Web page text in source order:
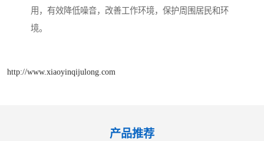
用，有效降低噪音，改善工作环境，保护周围居民和环
境。
http://www.xiaoyinqijulong.com
产品推荐